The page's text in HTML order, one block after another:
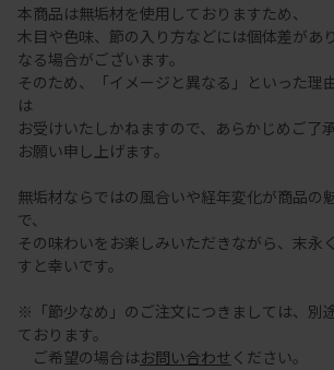
本商品は無垢材を使用しておりますため、
木目や色味、節の入り方などには個体差があ
なる場合がございます。
そのため、「イメージと異なる」といった理
は
お受けいたしかねますので、あらかじめご了
お願い申し上げます。
無垢材ならではの風合いや経年変化が商品の
で、
その味わいをお楽しみいただきながら、末永
すと幸いです。
※「節少なめ」のご注文につきましては、別
ております。
ご希望の場合はお問い合わせ ください。